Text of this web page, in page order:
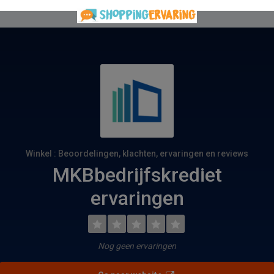
Winkel : Beoordelingen, klachten, ervaringen en reviews
MKBbedrijfskrediet
ervaringen
Nog geen ervaringen